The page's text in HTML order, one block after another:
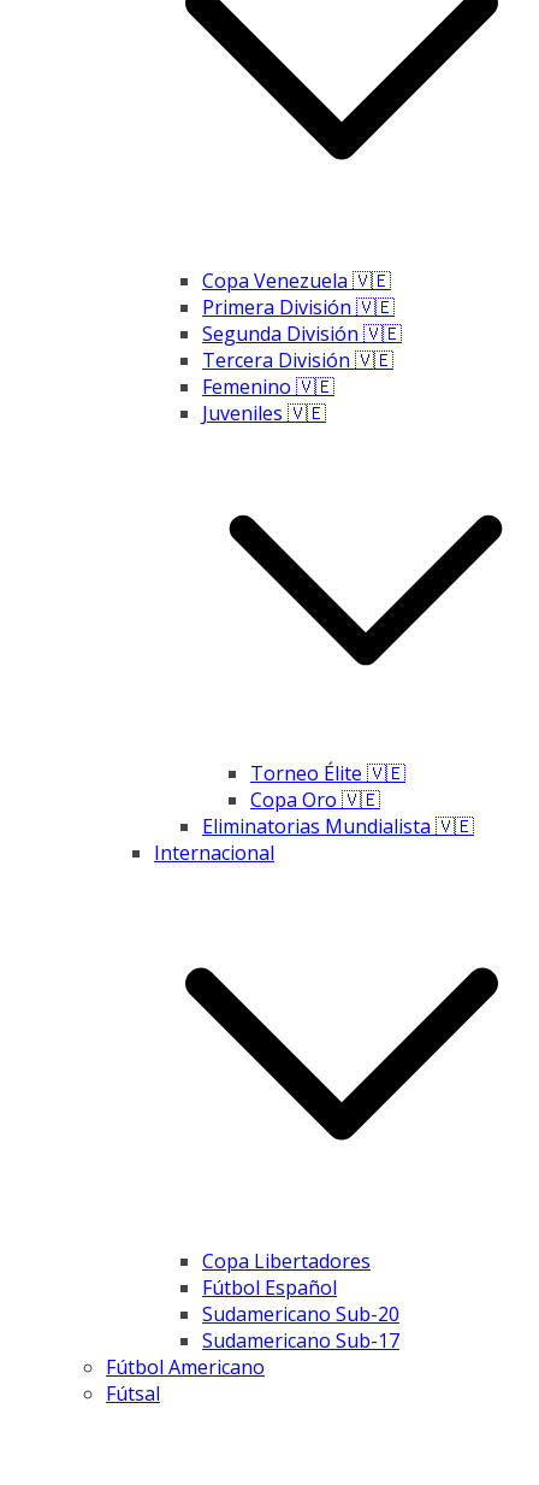
Copa Venezuela 🇻🇪
Primera División 🇻🇪
Segunda División 🇻🇪
Tercera División 🇻🇪
Femenino 🇻🇪
Juveniles 🇻🇪
Torneo Élite 🇻🇪
Copa Oro 🇻🇪
Eliminatorias Mundialista 🇻🇪
Internacional
Copa Libertadores
Fútbol Español
Sudamericano Sub-20
Sudamericano Sub-17
Fútbol Americano
Fútsal